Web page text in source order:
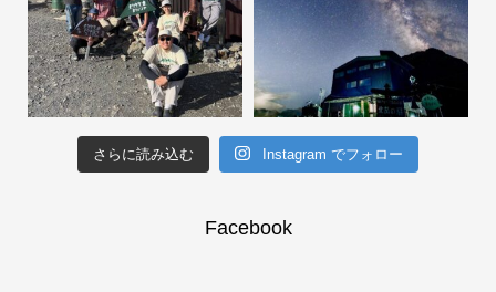
さらに読み込む Instagram でフォロー
Facebook